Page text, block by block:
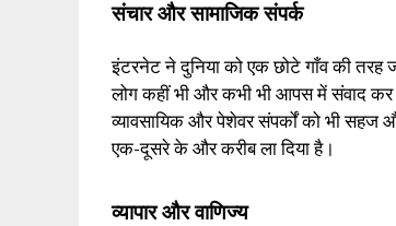
संचार और सामाजिक संपर्क
इंटरनेट ने दुनिया को एक छोटे गाँव की तरह
लोग कहीं भी और कभी भी आपस में संवाद कर
व्यावसायिक और पेशेवर संपर्कों को भी
एक-दूसरे के और करीब ला दिया है।
व्यापार और वाणिज्य